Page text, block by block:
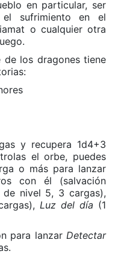
en particular, ser
sufrimiento en el
o cualquier otra
de los dragones tiene
y recupera 1d4+3
el orbe, puedes
o más para lanzar
con él (salvación
de nivel 5, 3 cargas),
Luz del día (1
para lanzar Detectar